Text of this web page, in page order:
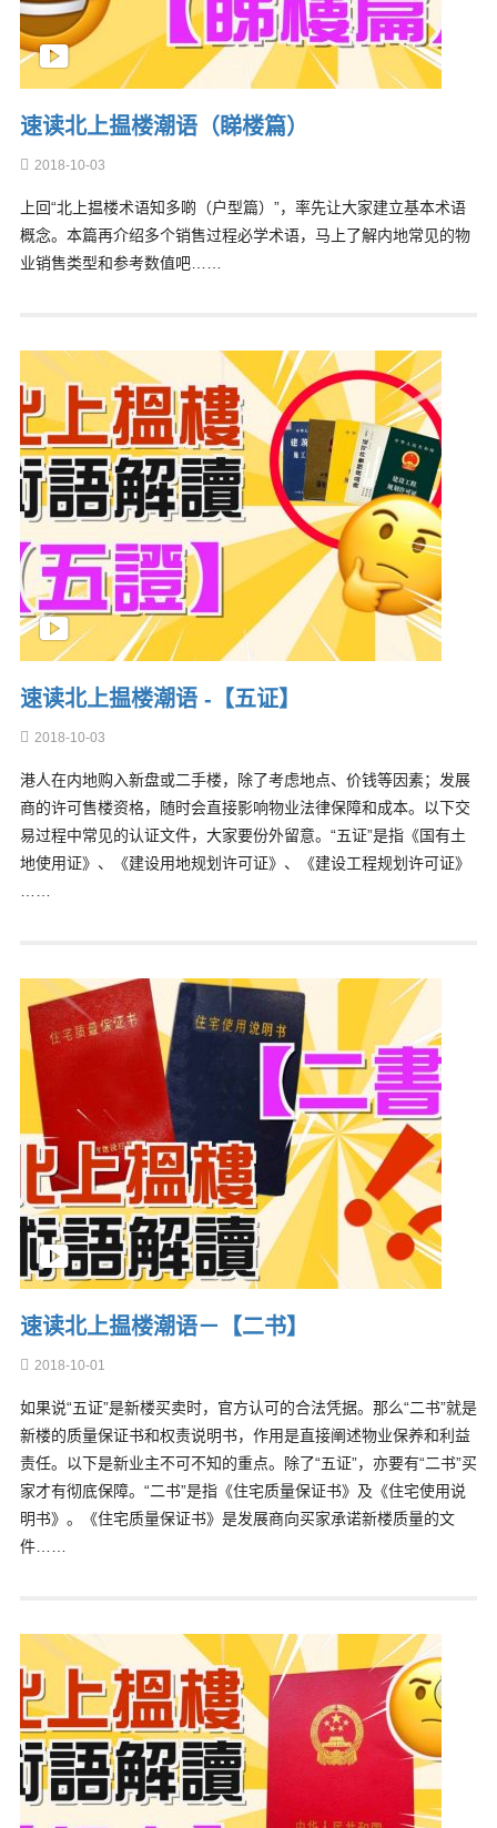
速读北上揾楼潮语（睇楼篇）
2018-10-03
上回“北上揾楼术语知多啲（户型篇）”，率先让大家建立基本术语
概念。本篇再介绍多个销售过程必学术语，马上了解内地常见的物
业销售类型和参考数值吧……
速读北上揾楼潮语 -【五证】
2018-10-03
港人在内地购入新盘或二手楼，除了考虑地点、价钱等因素；发展
商的许可售楼资格，随时会直接影响物业法律保障和成本。以下交
易过程中常见的认证文件，大家要份外留意。“五证”是指《国有土
地使用证》、《建设用地规划许可证》、《建设工程规划许可证》
速读北上揾楼潮语－【二书】
2018-10-01
如果说“五证”是新楼买卖时，官方认可的合法凭据。那么“二书”就是
新楼的质量保证书和权责说明书，作用是直接阐述物业保养和利益
责任。以下是新业主不可不知的重点。除了“五证”，亦要有“二书”买
家才有彻底保障。“二书”是指《住宅质量保证书》及《住宅使用说
明书》。《住宅质量保证书》是发展商向买家承诺新楼质量的文
件……